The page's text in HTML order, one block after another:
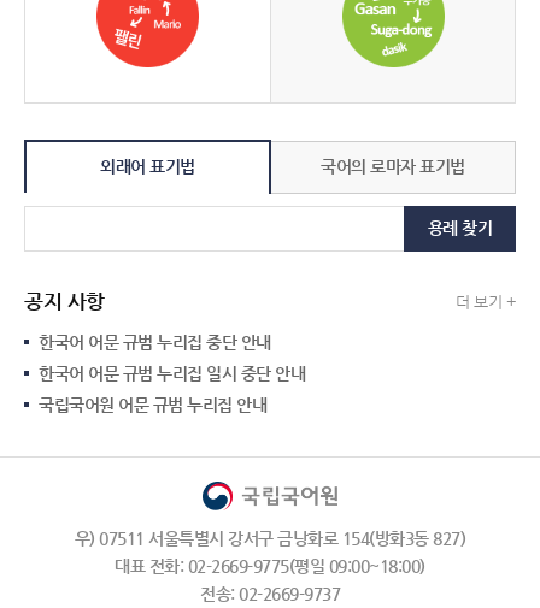
외래어 표기법 국어의 로마자 표기법
용례 찾기
공지 사항 더 보기 +
한국어 어문 규범 누리집 중단 안내
한국어 어문 규범 누리집 일시 중단 안내
국립국어원 어문 규범 누리집 안내
우) 07511 서울특별시 강서구 금낭화로 154(방화3동 827)
대표 전화: 02-2669-9775(평일 09:00~18:00)
전송: 02-2669-9737